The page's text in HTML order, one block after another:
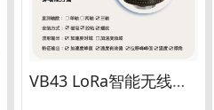
VB43 LoRa智能无线温振传感器